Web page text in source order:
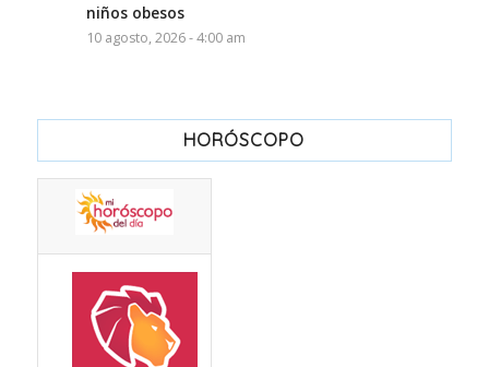
niños obesos
10 agosto, 2026 - 4:00 am
HORÓSCOPO